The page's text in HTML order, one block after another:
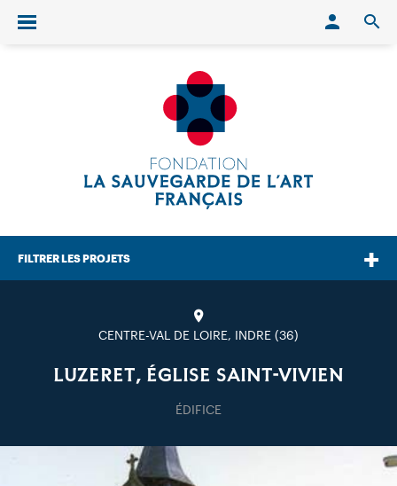
Ouvrir/fermer le menu
FILTRER LES PROJETS
CENTRE-VAL DE LOIRE, INDRE (36)
LUZERET, ÉGLISE SAINT-VIVIEN
ÉDIFICE